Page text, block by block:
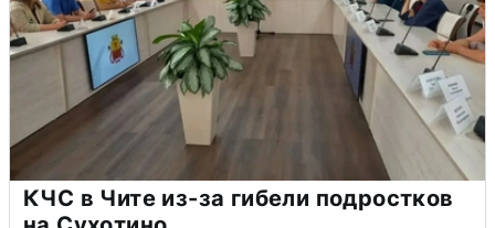
КЧС в Чите из-за гибели подростков